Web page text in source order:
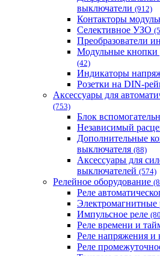
выключатели (912)
Контакторы
Селективное УЗО
Преобразователи
Модульные кнопки
(42)
Индикаторы
Розетки на DIN-
Аксессуары для
(753)
Блок
Независимый
Дополнительные
выключателя (88)
Аксессуары для
выключателей (574)
Релейное оборудование
Реле
Электромагнитные
Импульсное реле
Реле времени и
Реле напряжения и
Реле